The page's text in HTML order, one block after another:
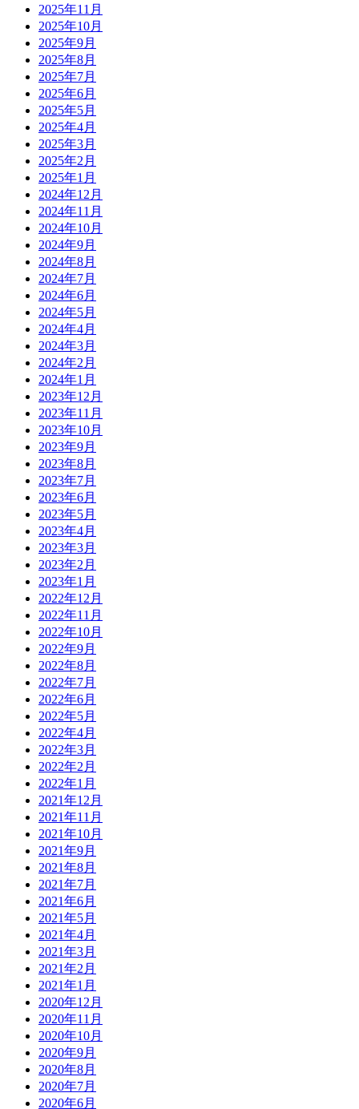
2025年11月
2025年10月
2025年9月
2025年8月
2025年7月
2025年6月
2025年5月
2025年4月
2025年3月
2025年2月
2025年1月
2024年12月
2024年11月
2024年10月
2024年9月
2024年8月
2024年7月
2024年6月
2024年5月
2024年4月
2024年3月
2024年2月
2024年1月
2023年12月
2023年11月
2023年10月
2023年9月
2023年8月
2023年7月
2023年6月
2023年5月
2023年4月
2023年3月
2023年2月
2023年1月
2022年12月
2022年11月
2022年10月
2022年9月
2022年8月
2022年7月
2022年6月
2022年5月
2022年4月
2022年3月
2022年2月
2022年1月
2021年12月
2021年11月
2021年10月
2021年9月
2021年8月
2021年7月
2021年6月
2021年5月
2021年4月
2021年3月
2021年2月
2021年1月
2020年12月
2020年11月
2020年10月
2020年9月
2020年8月
2020年7月
2020年6月